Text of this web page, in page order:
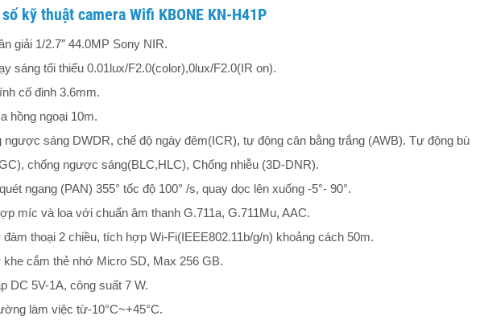
kỹ thuật camera Wifi KBONE KN-H41P
giải 1/2.7″ 44.0MP Sony NIR.
sáng tối thiểu 0.01lux/F2.0(color),0lux/F2.0(IR on).
cố đinh 3.6mm.
hồng ngoại 10m.
ngược sáng DWDR, chế độ ngày đêm(ICR), tự động cân bằng trắng (AWB). Tự động bù
chống ngược sáng(BLC,HLC), Chống nhiễu (3D-DNR).
ngang (PAN) 355° tốc độ 100° /s, quay dọc lên xuống -5°- 90°.
míc và loa với chuẩn âm thanh G.711a, G.711Mu, AAC.
thoại 2 chiều, tích hợp Wi-Fi(IEEE802.11b/g/n) khoảng cách 50m.
khe cắm thẻ nhớ Micro SD, Max 256 GB.
DC 5V-1A, công suất 7 W.
làm việc từ-10°C~+45°C.